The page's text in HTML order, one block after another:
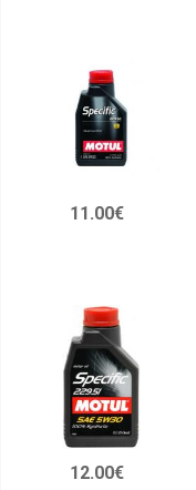
11.00€
12.00€